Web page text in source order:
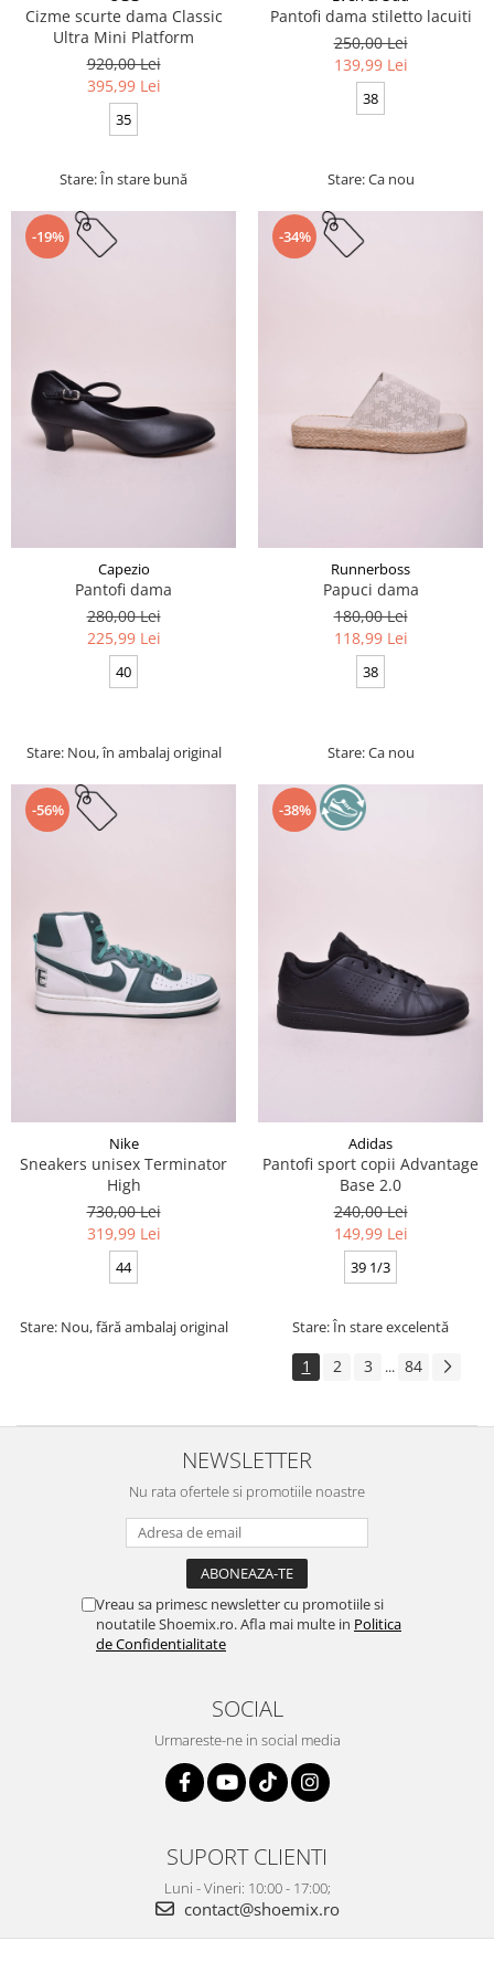
Cizme scurte dama Classic
Ultra Mini Platform
920,00 Lei
395,99 Lei
35
Stare: În stare bună
Pantofi dama stiletto lacuiti
250,00 Lei
139,99 Lei
38
Stare: Ca nou
-19%
Capezio
Pantofi dama
280,00 Lei
225,99 Lei
40
Stare: Nou, în ambalaj original
-34%
Runnerboss
Papuci dama
180,00 Lei
118,99 Lei
38
Stare: Ca nou
-56%
Nike
Sneakers unisex Terminator
High
730,00 Lei
319,99 Lei
44
Stare: Nou, fără ambalaj original
-38%
Adidas
Pantofi sport copii Advantage
Base 2.0
240,00 Lei
149,99 Lei
39 1/3
Stare: În stare excelentă
1 2 3 ... 84
NEWSLETTER
Nu rata ofertele si promotiile noastre
Vreau sa primesc newsletter cu promotiile si
noutatile Shoemix.ro. Afla mai multe in Politica
de Confidentialitate
SOCIAL
Urmareste-ne in social media
SUPORT CLIENTI
Luni - Vineri: 10:00 - 17:00;
contact@shoemix.ro